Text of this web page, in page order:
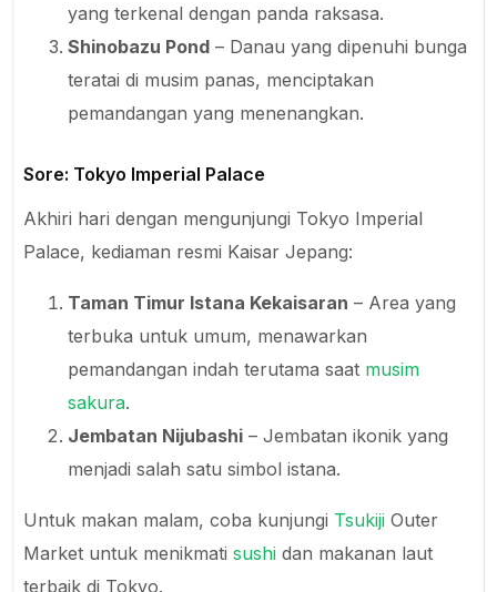
yang terkenal dengan panda raksasa.
Shinobazu Pond – Danau yang dipenuhi bunga
teratai di musim panas, menciptakan
pemandangan yang menenangkan.
Sore: Tokyo Imperial Palace
Akhiri hari dengan mengunjungi Tokyo Imperial
Palace, kediaman resmi Kaisar Jepang:
Taman Timur Istana Kekaisaran – Area yang
terbuka untuk umum, menawarkan
pemandangan indah terutama saat musim
sakura.
Jembatan Nijubashi – Jembatan ikonik yang
menjadi salah satu simbol istana.
Untuk makan malam, coba kunjungi Tsukiji Outer
Market untuk menikmatisushi dan makanan laut
terbaik di Tokyo.